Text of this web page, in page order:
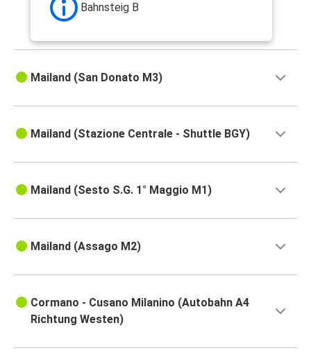
Bahnsteig B
Mailand (San Donato M3)
Mailand (Stazione Centrale - Shuttle BGY)
Mailand (Sesto S.G. 1° Maggio M1)
Mailand (Assago M2)
Cormano - Cusano Milanino (Autobahn A4
Richtung Westen)